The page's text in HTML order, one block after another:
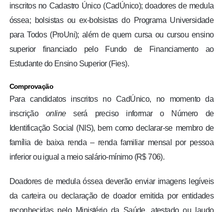
inscritos no Cadastro Único (CadÚnico); doadores de medula
óssea; bolsistas ou ex-bolsistas do Programa Universidade
para Todos (ProUni); além de quem cursa ou cursou ensino
superior financiado pelo Fundo de Financiamento ao
Estudante do Ensino Superior (Fies).
Comprovação
Para candidatos inscritos no CadÚnico, no momento da
inscriçãoonlineserá preciso informar o Número de
Identificação Social (NIS), bem como declarar-se membro de
família de baixa renda – renda familiar mensal por pessoa
inferior ou igual a meio salário-mínimo (R$ 706).
Doadores de medula óssea deverão enviar imagens legíveis
da carteira ou declaração de doador emitida por entidades
reconhecidas pelo Ministério da Saúde, atestado ou laudo